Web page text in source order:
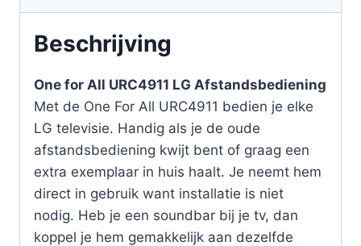
Beschrijving
One for All URC4911 LG Afstandsbediening
Met de One For All URC4911 bedien je elke
LG televisie. Handig als je de oude
afstandsbediening kwijt bent of graag een
extra exemplaar in huis haalt. Je neemt hem
direct in gebruik want installatie is niet
nodig. Heb je een soundbar bij je tv, dan
koppel je hem gemakkelijk aan dezelfde